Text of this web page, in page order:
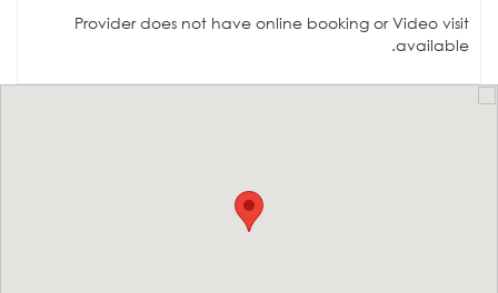
Provider does not have online booking or Video visit
available.